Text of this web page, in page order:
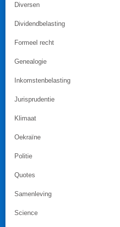
Diversen
Dividendbelasting
Formeel recht
Genealogie
Inkomstenbelasting
Jurisprudentie
Klimaat
Oekraïne
Politie
Quotes
Samenleving
Science